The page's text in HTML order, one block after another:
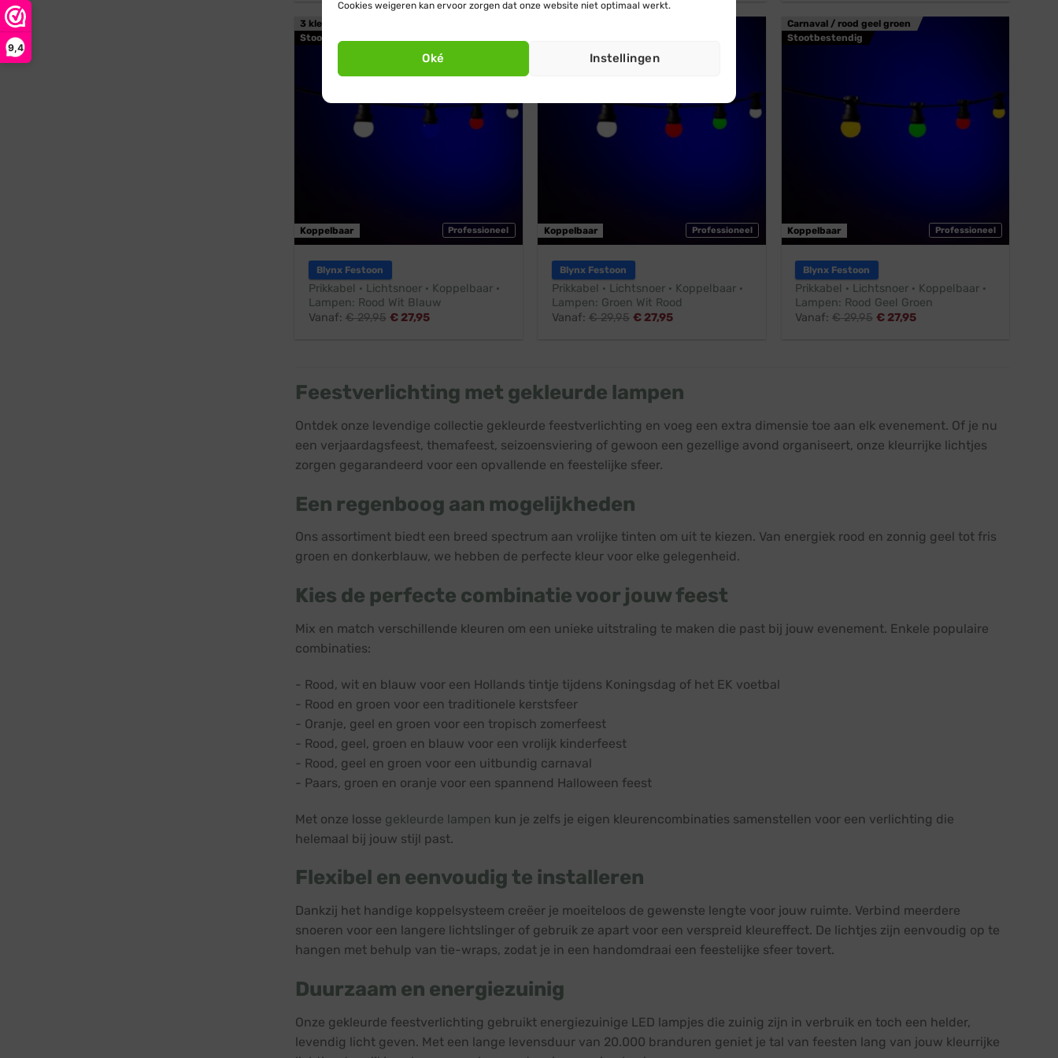
Cookies weigeren kan ervoor zorgen dat onze website niet optimaal werkt.
Oké Instellingen
9,4
3 kleuren / rood wit blauw
Stootbestendig
Professioneel
Koppelbaar
Blynx Festoon
Prikkabel · Lichtsnoer · Koppelbaar ·
Lampen: Rood Wit Blauw
Vanaf: €29,95 €27,95
Professioneel
Koppelbaar
Blynx Festoon
Prikkabel · Lichtsnoer · Koppelbaar ·
Lampen: Groen Wit Rood
Vanaf: €29,95 € 27,95
Carnaval / rood geel groen
Stootbestendig
Professioneel
Koppelbaar
Blynx Festoon
Prikkabel · Lichtsnoer · Koppelbaar ·
Lampen: Rood Geel Groen
Vanaf: €29,95 € 27,95
Feestverlichting met gekleurde lampen
Ontdek onze levendige collectie gekleurde feestverlichting en voeg een extra dimensie toe aan elk evenement. Of je nu
een verjaardagsfeest, themafeest, seizoensviering of gewoon een gezellige avond organiseert, onze kleurrijke lichtjes
zorgen gegarandeerd voor een opvallende en feestelijke sfeer.
Een regenboog aan mogelijkheden
Ons assortiment biedt een breed spectrum aan vrolijke tinten om uit te kiezen. Van energiek rood en zonnig geel tot fris
groen en donkerblauw, we hebben de perfecte kleur voor elke gelegenheid.
Kies de perfecte combinatie voor jouw feest
Mix en match verschillende kleuren om een unieke uitstraling te maken die past bij jouw evenement. Enkele populaire
combinaties:
- Rood, wit en blauw voor een Hollands tintje tijdens Koningsdag of het EK voetbal
- Rood en groen voor een traditionele kerstsfeer
- Oranje, geel en groen voor een tropisch zomerfeest
- Rood, geel, groen en blauw voor een vrolijk kinderfeest
- Rood, geel en groen voor een uitbundig carnaval
- Paars, groen en oranje voor een spannend Halloween feest
Met onze losse gekleurde lampen kun je zelfs je eigen kleurencombinaties samenstellen voor een verlichting die
helemaal bij jouw stijl past.
Flexibel en eenvoudig te installeren
Dankzij het handige koppelsysteem creëer je moeiteloos de gewenste lengte voor jouw ruimte. Verbind meerdere
snoeren voor een langere lichtslinger of gebruik ze apart voor een verspreid kleureffect. De lichtjes zijn eenvoudig op te
hangen met behulp van tie-wraps, zodat je in een handomdraai een feestelijke sfeer tovert.
Duurzaam en energiezuinig
Onze gekleurde feestverlichting gebruikt energiezuinige LED lampjes die zuinig zijn in verbruik en toch een helder,
levendig licht geven. Met een lange levensduur van 20.000 branduren geniet je tal van feesten lang van jouw kleurrijke